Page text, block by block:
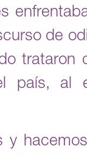
de
trataron
país, al
y